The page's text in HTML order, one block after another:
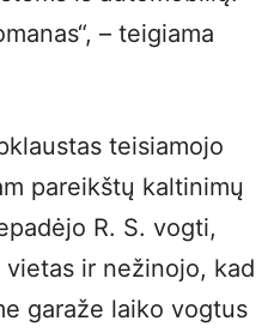
– teigiama
teisiamojo
pareikštų kaltinimų
R. S. vogti,
ir nežinojo, kad
garaže laiko vogtus